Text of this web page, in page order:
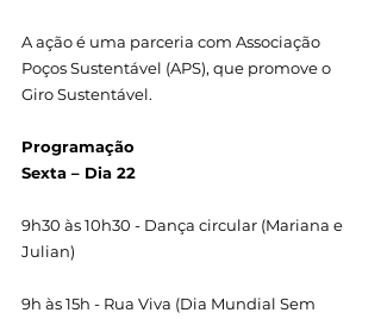
A ação é uma parceria com Associação
Poços Sustentável (APS), que promove o
Giro Sustentável.
Programação
Sexta – Dia 22
9h30 às 10h30 - Dança circular (Mariana e
Julian)
9h às 15h - Rua Viva (Dia Mundial Sem